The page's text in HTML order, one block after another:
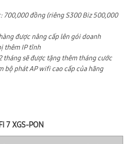
700,000 đồng (riêng S300 Biz 500,000
được nâng cấp lên gói doanh
thêm IP tĩnh
tháng sẽ được tặng thêm tháng cước
bộ phát AP wifi cao cấp của hãng
7 XGS-PON